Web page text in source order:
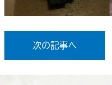
次の記事へ